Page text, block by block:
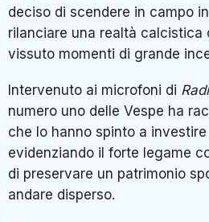
deciso di scendere in campo
rilanciare una realtà calcistica
vissuto momenti di grande
Intervenuto ai microfoni di
numero uno delle Vespe ha
che lo hanno spinto a
evidenziando il forte legame
di preservare un patrimonio
andare disperso.